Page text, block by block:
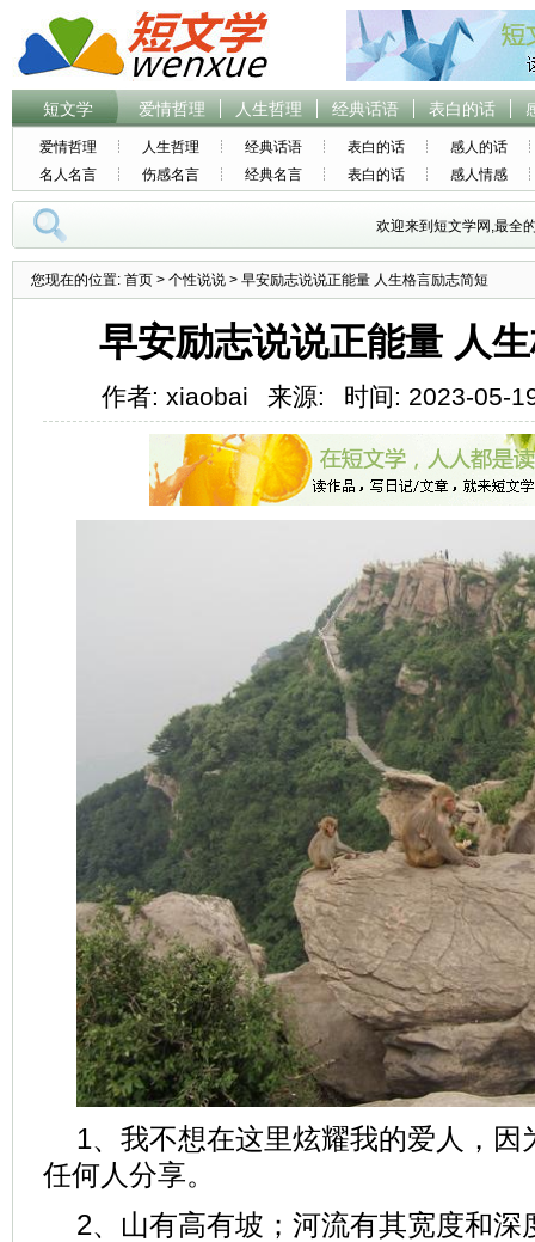
短文学 爱情哲理 人生哲理 经典话语 表白的话
爱情哲理 人生哲理 经典话语 表白的话
感人的话
名人名言
伤感名言 经典名言 表白的话 感人情感
欢迎来到短文学网,最全
您现在的位置: 首页 > 个性说说 > 早安励志说说正能量 人生格言励志简短
早安励志说说正能量 人
作者: xiaobai 来源: 时间: 2023-05-
1、我不想在这里炫耀我的爱人，因
任何人分享。
2、山有高有坡；河流有其宽度和深